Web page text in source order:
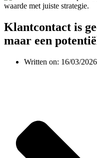
Klantcontact is
maar een
Written on: 16/03/2026